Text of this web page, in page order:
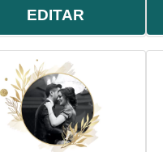
EDITAR